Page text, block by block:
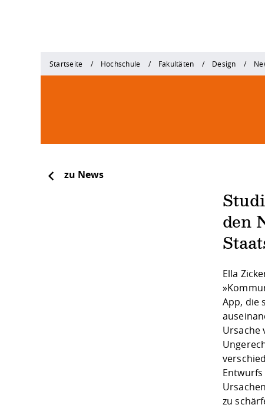
Startseite Hochschule Fakultäten Design
zu News
den
Ella
App, die
Ursache
zu